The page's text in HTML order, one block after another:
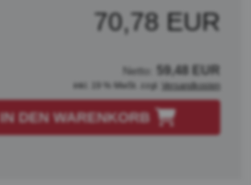
70,78 EUR
Netto: 59,48 EUR
inkl. 19 % MwSt. zzgl. Versandkosten
IN DEN WARENKORB